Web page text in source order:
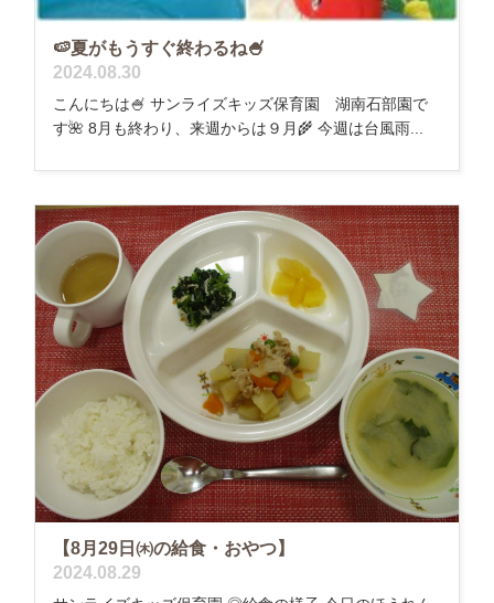
🍉夏がもうすぐ終わるね🍧
2024.08.30
こんにちは🍧 サンライズキッズ保育園 湖南石部園で
す🌺 8月も終わり、来週からは９月🌾 今週は台風雨...
【8月29日㈭の給食・おやつ】
2024.08.29